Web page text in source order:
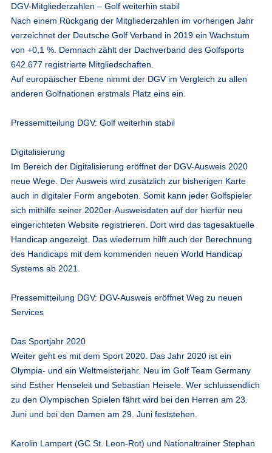
DGV-Mitgliederzahlen – Golf weiterhin stabil
Nach einem Rückgang der Mitgliederzahlen im vorherigen Jahr
verzeichnet der Deutsche Golf Verband in 2019 ein Wachstum
von +0,1 %. Demnach zählt der Dachverband des Golfsports
642.677 registrierte Mitgliedschaften.
Auf europäischer Ebene nimmt der DGV im Vergleich zu allen
anderen Golfnationen erstmals Platz eins ein.
Pressemitteilung DGV: Golf weiterhin stabil
Digitalisierung
Im Bereich der Digitalisierung eröffnet der DGV-Ausweis 2020
neue Wege. Der Ausweis wird zusätzlich zur bisherigen Karte
auch in digitaler Form angeboten. Somit kann jeder Golfspieler
sich mithilfe seiner 2020er-Ausweisdaten auf der hierfür neu
eingerichteten Website registrieren. Dort wird das tagesaktuelle
Handicap angezeigt. Das wiederrum hilft auch der Berechnung
des Handicaps mit dem kommenden neuen World Handicap
Systems ab 2021.
Pressemitteilung DGV: DGV-Ausweis eröffnet Weg zu neuen
Services
Das Sportjahr 2020
Weiter geht es mit dem Sport 2020. Das Jahr 2020 ist ein
Olympia- und ein Weltmeisterjahr. Neu im Golf Team Germany
sind Esther Henseleit und Sebastian Heisele. Wer schlussendlich
zu den Olympischen Spielen fährt wird bei den Herren am 23.
Juni und bei den Damen am 29. Juni feststehen.
Karolin Lampert (GC St. Leon-Rot) und Nationaltrainer Stephan